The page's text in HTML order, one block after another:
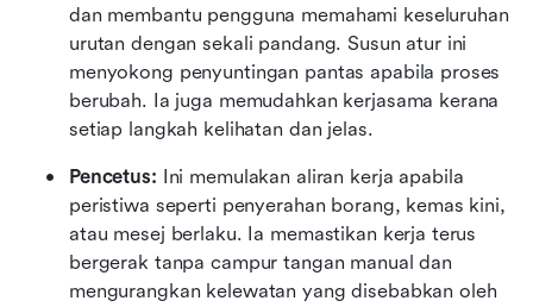
dan membantu pengguna memahami keseluruhan
urutan dengan sekali pandang. Susun atur ini
menyokong penyuntingan pantas apabila proses
berubah. Ia juga memudahkan kerjasama kerana
setiap langkah kelihatan dan jelas.
Pencetus: Ini memulakan aliran kerja apabila
peristiwa seperti penyerahan borang, kemas kini,
atau mesej berlaku. Ia memastikan kerja terus
bergerak tanpa campur tangan manual dan
mengurangkan kelewatan yang disebabkan oleh